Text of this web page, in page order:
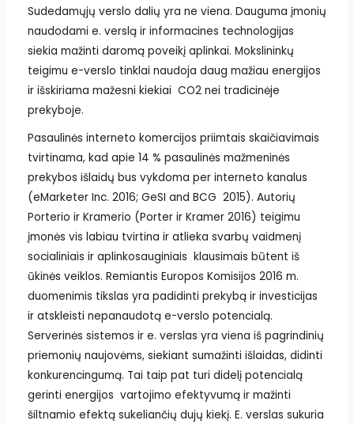
Sudedamųjų verslo dalių yra ne viena. Dauguma įmonių
naudodami e. verslą ir informacines technologijas
siekia mažinti daromą poveikį aplinkai. Mokslininkų
teigimu e-verslo tinklai naudoja daug mažiau energijos
ir išskiriama mažesni kiekiai CO2 nei tradicinėje
prekyboje.
Pasaulinės interneto komercijos priimtais skaičiavimais
tvirtinama, kad apie 14 % pasaulinės mažmeninės
prekybos išlaidų bus vykdoma per interneto kanalus
(eMarketer Inc. 2016; GeSI and BCG 2015). Autorių
Porterio ir Kramerio (Porter ir Kramer 2016) teigimu
įmonės vis labiau tvirtina ir atlieka svarbų vaidmenį
socialiniais ir aplinkosauginiais klausimais būtent iš
ūkinės veiklos. Remiantis Europos Komisijos 2016 m.
duomenimis tikslas yra padidinti prekybą ir investicijas
ir atskleisti nepanaudotą e-verslo potencialą.
Serverinės sistemos ir e. verslas yra viena iš pagrindinių
priemonių naujovėms, siekiant sumažinti išlaidas, didinti
konkurencingumą. Tai taip pat turi didelį potencialą
gerinti energijos vartojimo efektyvumą ir mažinti
šiltnamio efektą sukeliančių dujų kiekį. E. verslas sukuria